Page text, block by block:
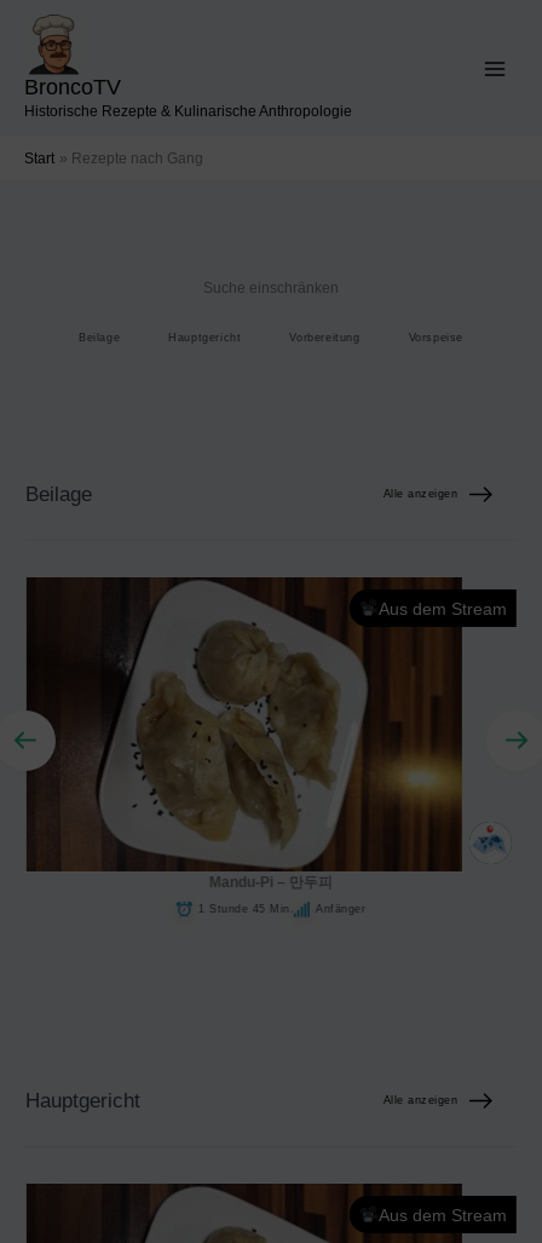
Inhalt
springen
BroncoTV
Historische Rezepte & Kulinarische Anthropologie
Start Rezepte nach Gang
Suche einschränken
Beilage Hauptgericht Vorbereitung Vorspeise
Beilage Alle anzeigen
Aus dem Stream
Mandu-Pi – 만두피
1 Stunde 45 Min. Anfänger
Hauptgericht Alle anzeigen
Aus dem Stream